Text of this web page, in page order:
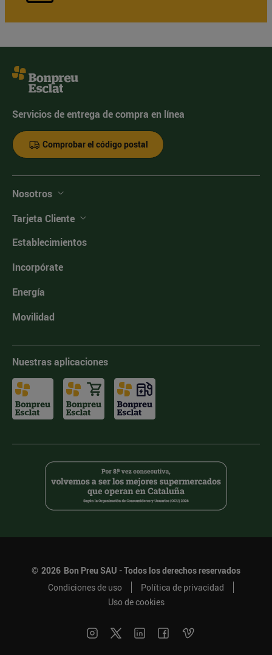
Servicios de entrega de compra en línea
Comprobar el código postal
Nosotros
Tarjeta Cliente
Establecimientos
Incorpórate
Energía
Movilidad
Nuestras aplicaciones
© 2026 Bon Preu SAU - Todos los derechos reservados
Condiciones de uso
Política de privacidad
Uso de cookies